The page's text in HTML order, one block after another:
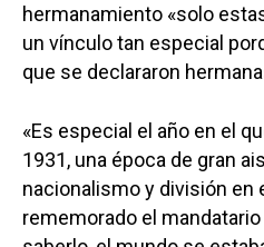
hermanamiento «solo
un vínculo tan especial
que se declararon
«Es especial el año en el
1931, una época de gran
nacionalismo y división en
rememorado el mandatario